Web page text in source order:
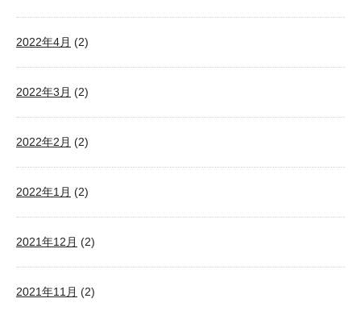
2022年4月 (2)
2022年3月 (2)
2022年2月 (2)
2022年1月 (2)
2021年12月 (2)
2021年11月 (2)